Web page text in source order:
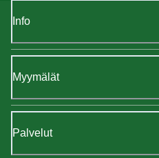
Info
Myymälät
Palvelut